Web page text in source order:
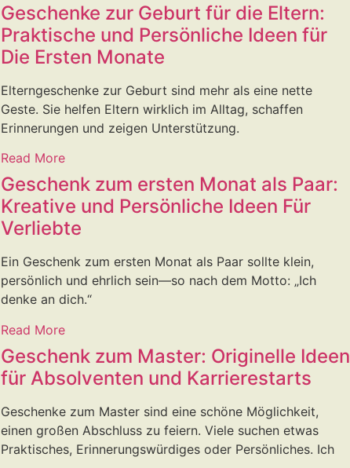
Geschenke zur Geburt für die Eltern:
Praktische und Persönliche Ideen für
Die Ersten Monate
Elterngeschenke zur Geburt sind mehr als eine nette
Geste. Sie helfen Eltern wirklich im Alltag, schaffen
Erinnerungen und zeigen Unterstützung.
Read More
Geschenk zum ersten Monat als Paar:
Kreative und Persönliche Ideen Für
Verliebte
Ein Geschenk zum ersten Monat als Paar sollte klein,
persönlich und ehrlich sein—so nach dem Motto: „Ich
denke an dich.“
Read More
Geschenk zum Master: Originelle Ideen
für Absolventen und Karrierestarts
Geschenke zum Master sind eine schöne Möglichkeit,
einen großen Abschluss zu feiern. Viele suchen etwas
Praktisches, Erinnerungswürdiges oder Persönliches. Ich